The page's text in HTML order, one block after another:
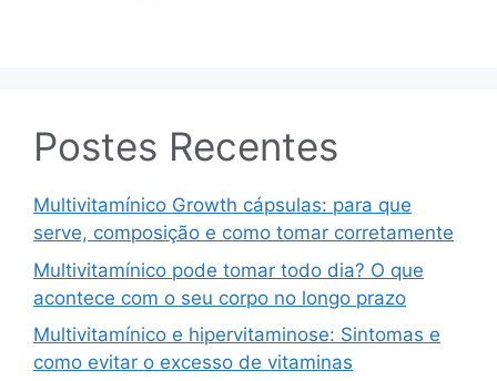
Postes Recentes
Multivitamínico Growth cápsulas: para que
serve, composição e como tomar corretamente
Multivitamínico pode tomar todo dia? O que
acontece com o seu corpo no longo prazo
Multivitamínico e hipervitaminose: Sintomas e
como evitar o excesso de vitaminas